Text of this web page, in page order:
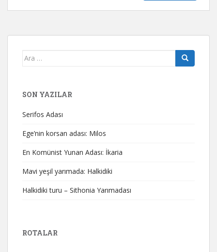
Arama
SON YAZILAR
Serifos Adası
Ege’nin korsan adası: Milos
En Komünist Yunan Adası: İkaria
Mavi yeşil yarımada: Halkidiki
Halkidiki turu – Sithonia Yarımadası
ROTALAR